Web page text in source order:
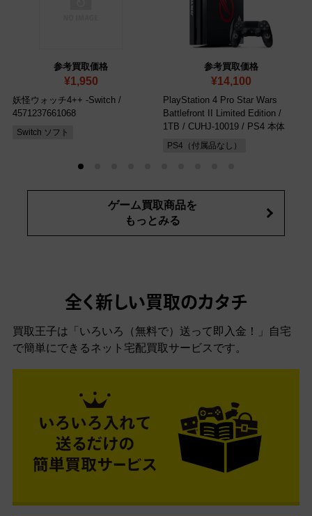
参考買取価格
¥1,950
妖怪ウォッチ4++ -Switch /
4571237661068
Switch ソフト
参考買取価格
¥14,100
PlayStation 4 Pro Star Wars
Battlefront II Limited Edition /
1TB / CUHJ-10019 / PS4 本体
PS4（付属品なし）
ゲーム買取商品を
もっとみる
全く新しい買取のカタチ
買取王子は「いろいろ（無料で）送って即入金！」自宅
で簡単にできるネット宅配買取サービスです。